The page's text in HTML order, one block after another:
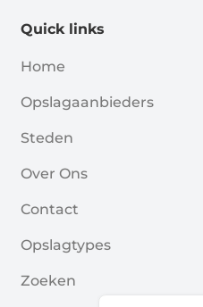
Quick links
Home
Opslagaanbieders
Steden
Over Ons
Contact
Opslagtypes
Zoeken